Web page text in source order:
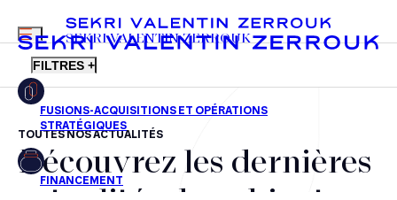
FR EN
MENU
SEKRI VALENTIN ZERROUK
FILTRES +
Fusions-acquisitions et opérations stratégiques
TOUTES NOS ACTUALITÉS
Découvrez les dernières